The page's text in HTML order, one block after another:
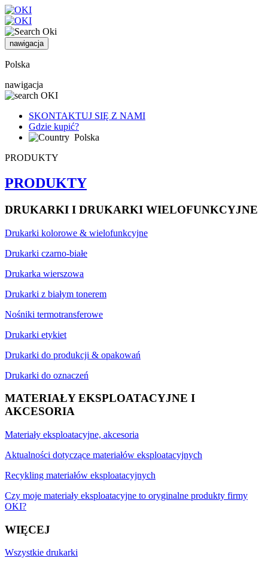
nawigacja
Polska
nawigacja
SKONTAKTUJ SIĘ Z NAMI
Gdzie kupić?
Polska
PRODUKTY
PRODUKTY
DRUKARKI I DRUKARKI WIELOFUNKCYJNE
Drukarki kolorowe & wielofunkcyjne
Drukarki czarno-białe
Drukarka wierszowa
Drukarki z białym tonerem
Nośniki termotransferowe
Drukarki etykiet
Drukarki do produkcji & opakowań
Drukarki do oznaczeń
MATERIAŁY EKSPLOATACYJNE I
AKCESORIA
Materiały eksploatacyjne, akcesoria
Aktualności dotyczące materiałów eksploatacyjnych
Recykling materiałów eksploatacyjnych
Czy moje materiały eksploatacyjne to oryginalne produkty firmy
OKI?
WIĘCEJ
Wszystkie drukarki